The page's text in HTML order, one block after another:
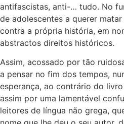
antifascistas, anti-… tudo. No
de adolescentes a querer
contra a própria história, em
abstractos direitos históricos.
Assim, acossado por tão
a pensar no fim dos tempos,
esperança, ao contrário do
assim por uma lamentável
leitores de língua não grega,